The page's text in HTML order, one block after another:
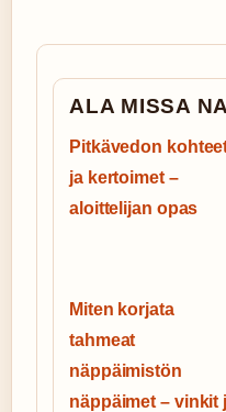
ALA MISSA
Pitkävedon
ja kertoimet –
aloittelijan opas
Miten korjata
tahmeat
näppäimistön
näppäimet – vinkit